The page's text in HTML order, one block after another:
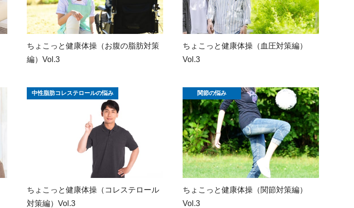
ちょこっと健康体操（お腹の脂肪対策
編）Vol.3
ちょこっと健康体操（血圧対策編）
Vol.3
中性脂肪コレステロールの悩み
ちょこっと健康体操（コレステロール
対策編）Vol.3
関節の悩み
ちょこっと健康体操（関節対策編）
Vol.3